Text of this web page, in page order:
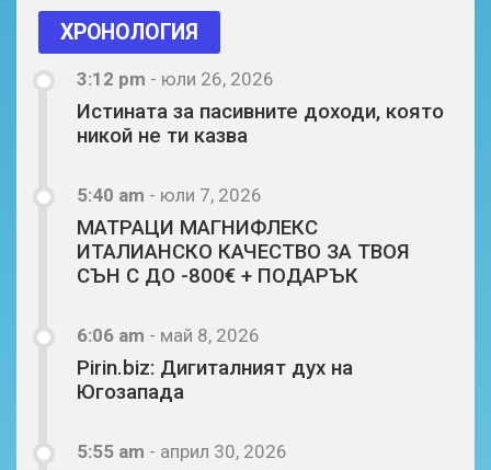
ХРОНОЛОГИЯ
3:12 pm - юли 26, 2026
Истината за пасивните доходи, която
никой не ти казва
5:40 am - юли 7, 2026
МАТРАЦИ МАГНИФЛЕКС
ИТАЛИАНСКО КАЧЕСТВО ЗА ТВОЯ
СЪН С ДО -800€ + ПОДАРЪК
6:06 am - май 8, 2026
Pirin.biz: Дигиталният дух на
Югозапада
5:55 am - април 30, 2026